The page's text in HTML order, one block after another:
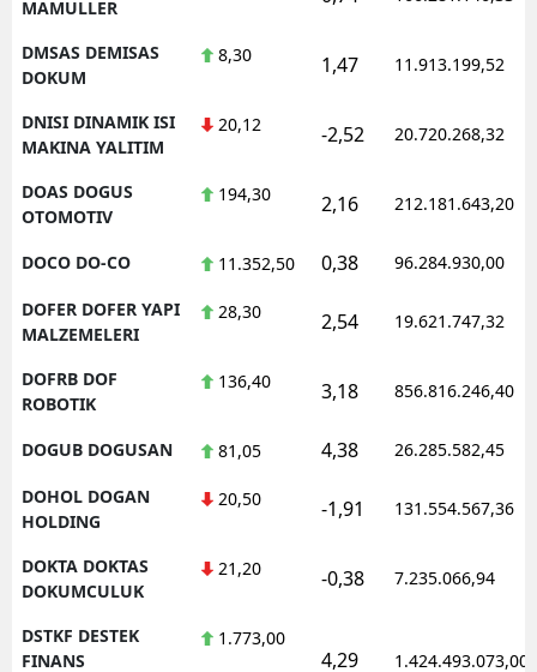
MAMULLER
DMSAS DEMISAS
DOKUM
8,30 1,47 11.913.199,52
DNISI DINAMIK ISI
MAKINA YALITIM
20,12 -2,52 20.720.268,32
DOAS DOGUS
OTOMOTIV
194,30 2,16 212.181.643,20
DOCO DO-CO 11.352,50 0,38 96.284.930,00
DOFER DOFER YAPI
MALZEMELERI
28,30 2,54 19.621.747,32
DOFRB DOF
ROBOTIK
136,40 3,18 856.816.246,40
DOGUB DOGUSAN 81,05 4,38 26.285.582,45
DOHOL DOGAN
HOLDING
20,50 -1,91 131.554.567,36
DOKTA DOKTAS
DOKUMCULUK
21,20 -0,38 7.235.066,94
DSTKF DESTEK
FINANS
1.773,00
4,29 1.424.493.073,00